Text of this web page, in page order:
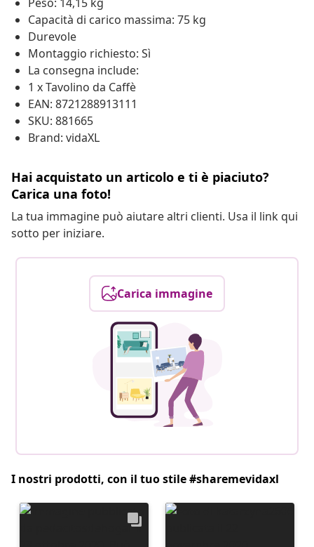
Capacità di carico massima: 75 kg
Durevole
Montaggio richiesto: Sì
La consegna include:
1 x Tavolino da Caffè
EAN: 8721288913111
SKU: 881665
Brand: vidaXL
Hai acquistato un articolo e ti è piaciuto?
Carica una foto!
La tua immagine può aiutare altri clienti. Usa il link qui
sotto per iniziare.
Carica immagine
I nostri prodotti, con il tuo stile #sharemevidaxl